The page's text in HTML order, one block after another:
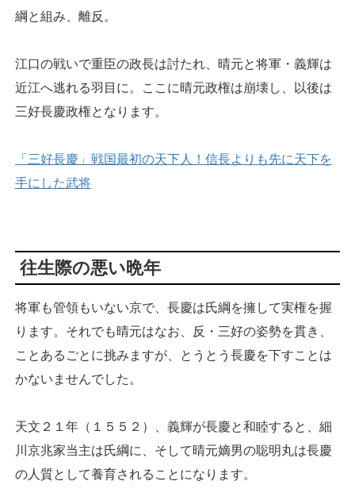
綱と組み、離反。
江口の戦いで重臣の政長は討たれ、晴元と将軍・義輝は
近江へ逃れる羽目に。ここに晴元政権は崩壊し、以後は
三好長慶政権となります。
「三好長慶」戦国最初の天下人！信長よりも先に天下を
手にした武将
往生際の悪い晩年
将軍も管領もいない京で、長慶は氏綱を擁して実権を握
ります。それでも晴元はなお、反・三好の姿勢を貫き、
ことあるごとに挑みますが、とうとう長慶を下すことは
かないませんでした。
天文２１年（１５５２）、義輝が長慶と和睦すると、細
川京兆家当主は氏綱に、そして晴元嫡男の聡明丸は長慶
の人質として養育されることになります。